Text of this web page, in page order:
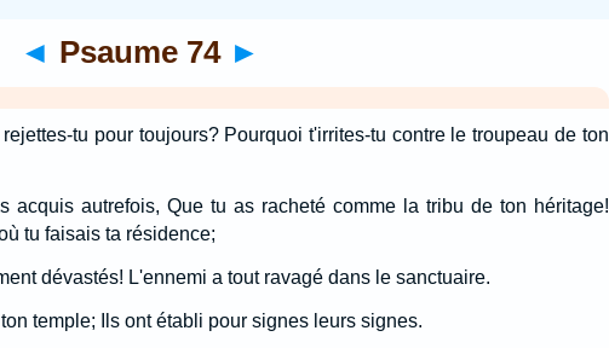
◄ Psaume 74 ►
tu pour toujours? Pourquoi t'irrites-tu contre le troupeau de ton
acquis autrefois, Que tu as racheté comme la tribu de ton héritage!
tu faisais ta résidence;
dévastés! L'ennemi a tout ravagé dans le sanctuaire.
temple; Ils ont établi pour signes leurs signes.